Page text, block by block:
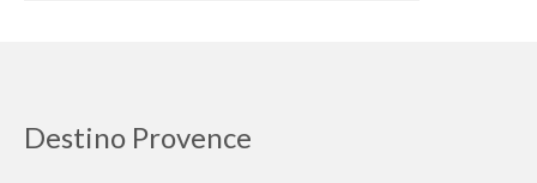
Destino Provence